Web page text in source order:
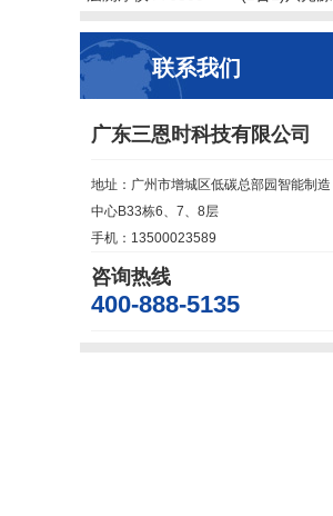
联系我们
广东三恩时科技有限公司
地址：广州市增城区低碳总部园智能制造
中心B33栋6、7、8层
手机：13500023589
咨询热线
400-888-5135